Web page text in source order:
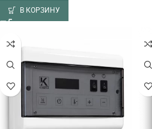
В КОРЗИНУ